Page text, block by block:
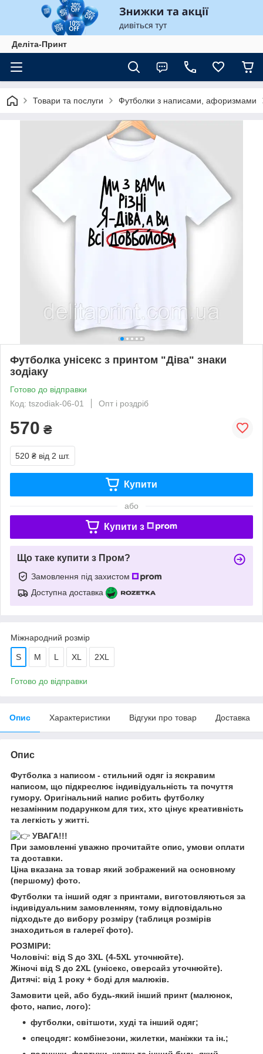
Деліта-Принт
Товари та послуги Футболки з написами, афоризмами
Футболка унісекс з принтом "Діва" знаки
зодіаку
Готово до відправки
Код: tszodiak-06-01
Опт і роздріб
570 ₴
520 ₴ від 2 шт.
Купити
або
Купити з
Що таке купити з Пром?
Замовлення під захистом
Доступна доставка
Міжнародний розмір
S M L XL 2XL
Готово до відправки
Опис Характеристики Відгуки про товар Доставка
Опис
Футболка з написом - стильний одяг із яскравим
написом, що підкреслює індивідуальність та почуття
гумору. Оригінальний напис робить футболку
незамінним подарунком для тих, хто цінує креативність
та легкість у житті.
УВАГА!!!
При замовленні уважно прочитайте опис, умови оплати
та доставки.
Ціна вказана за товар який зображений на основному
(першому) фото.
Футболки та інший одяг з принтами, виготовляються за
індивідуальним замовленням, тому відповідально
підходьте до вибору розміру (таблиця розмірів
знаходиться в галереї фото).
РОЗМІРИ:
Чоловічі: від S до 3XL (4-5XL уточнюйте).
Жіночі від S до 2XL (унісекс, оверсайз уточнюйте).
Дитячі: від 1 року + боді для малюків.
Замовити цей, або будь-який інший принт (малюнок,
фото, напис, лого):
футболки, світшоти, худі та інший одяг;
спецодяг: комбінезони, жилетки, маніжки та ін.;